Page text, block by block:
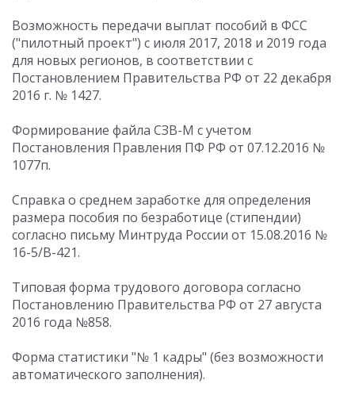
Возможность передачи выплат пособий в ФСС
("пилотный проект") с июля 2017, 2018 и 2019 года
для новых регионов, в соответствии с
Постановлением Правительства РФ от 22 декабря
2016 г. № 1427.
Формирование файла СЗВ-М с учетом
Постановления Правления ПФ РФ от 07.12.2016 №
1077п.
Cправка о среднем заработке для определения
размера пособия по безработице (стипендии)
согласно письму Минтруда России от 15.08.2016 №
16-5/В-421.
Типовая форма трудового договора согласно
Постановлению Правительства РФ от 27 августа
2016 года №858.
Форма статистики "№ 1 кадры" (без возможности
автоматического заполнения).